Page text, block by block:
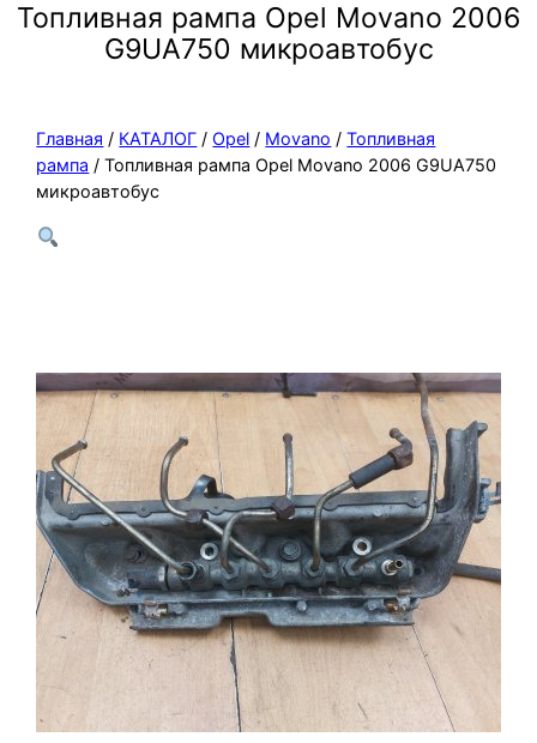
Топливная рампа Opel Movano 2006
G9UA750 микроавтобус
Главная / КАТАЛОГ /Opel / Movano /Топливная
рампа / Топливная рампа Opel Movano 2006 G9UA750
микроавтобус